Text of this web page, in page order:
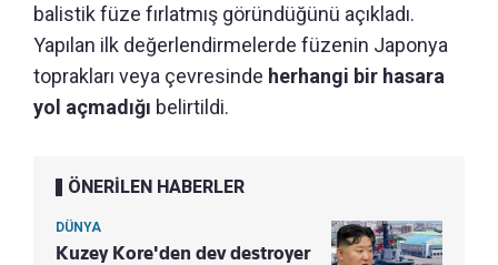
balistik füze fırlatmış göründüğünü açıkladı.
Yapılan ilk değerlendirmelerde füzenin Japonya
toprakları veya çevresinde herhangi bir hasara
yol açmadığı belirtildi.
ÖNERİLEN HABERLER
DÜNYA
Kuzey Kore'den dev destroyer